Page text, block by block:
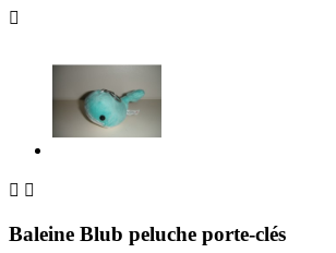

 
Baleine Blub peluche porte-clés